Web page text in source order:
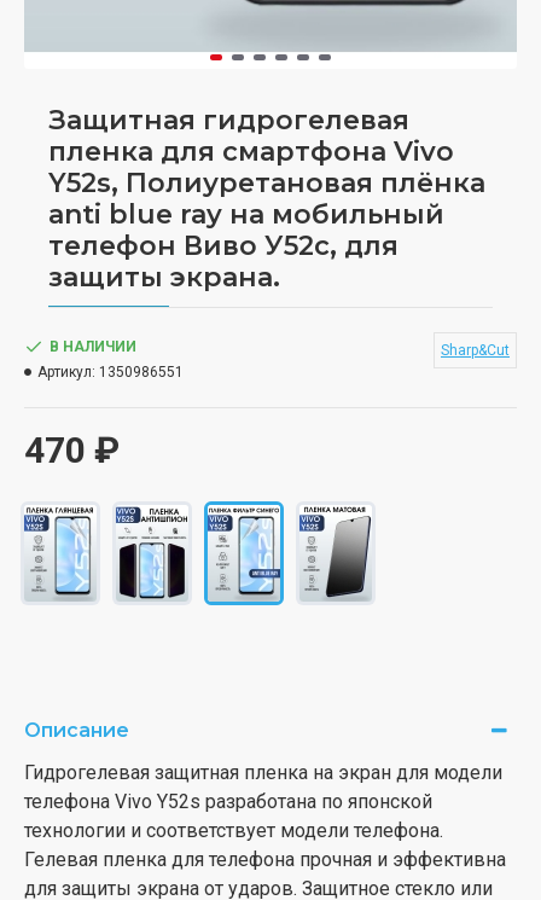
Защитная гидрогелевая
пленка для смартфона Vivo
Y52s, Полиуретановая плёнка
anti blue ray на мобильный
телефон Виво У52с, для
защиты экрана.
470 ₽
В НАЛИЧИИ
Артикул: 1350986551
Sharp&Cut
Описание
Гидрогелевая защитная пленка на экран для модели
телефона Vivo Y52s разработана по японской
технологии и соответствует модели телефона.
Гелевая пленка для телефона прочная и эффективна
для защиты экрана от ударов. Защитное стекло или